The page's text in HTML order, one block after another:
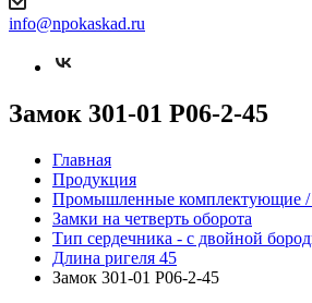
info@npokaskad.ru
Замок 301-01 Р06-2-45
Главная
Продукция
Промышленные комплектующие /
Замки на четверть оборота
Тип сердечника - с двойной
Длина ригеля 45
Замок 301-01 Р06-2-45